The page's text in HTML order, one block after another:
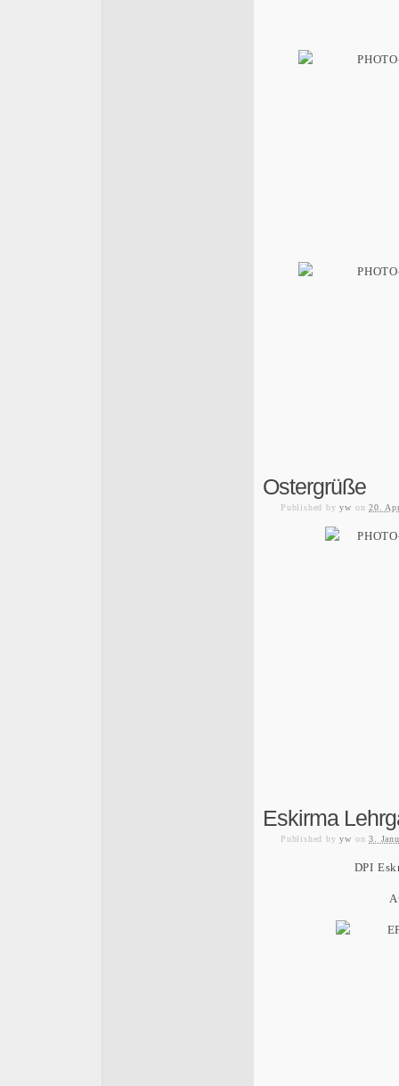
Ostergrüße
Published by yw on 20.
Eskirma
Published by yw on 3.
DPI